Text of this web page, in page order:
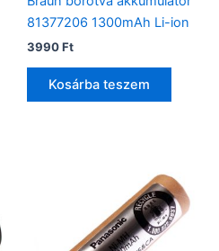
81377206 1300mAh Li-ion
3990Ft
Kosárba teszem